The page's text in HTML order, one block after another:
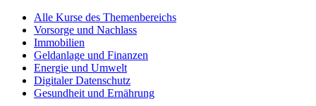
Alle Kurse des Themenbereichs
Vorsorge und Nachlass
Immobilien
Geldanlage und Finanzen
Energie und Umwelt
Digitaler Datenschutz
Gesundheit und Ernährung